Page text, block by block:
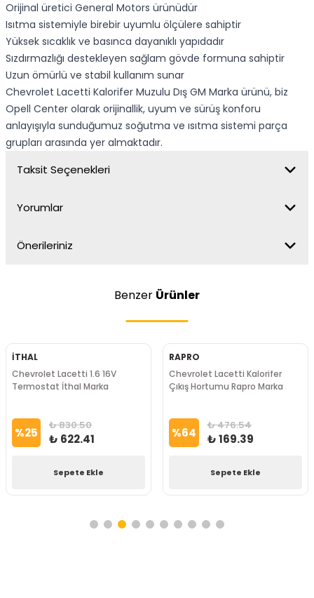
Orijinal üretici General Motors ürünüdür
Isıtma sistemiyle birebir uyumlu ölçülere sahiptir
Yüksek sıcaklık ve basınca dayanıklı yapıdadır
Sızdırmazlığı destekleyen sağlam gövde formuna sahiptir
Uzun ömürlü ve stabil kullanım sunar
Chevrolet Lacetti Kalorifer Muzulu Dış GM Marka ürünü, biz
Opell Center olarak orijinallik, uyum ve sürüş konforu
anlayışıyla sunduğumuz soğutma ve ısıtma sistemi parça
grupları arasında yer almaktadır.
Taksit Seçenekleri
Yorumlar
Önerileriniz
Benzer Ürünler
İTHAL
Chevrolet Lacetti 1.6 16V
Termostat İthal Marka
%25 ₺ 830.50
₺ 622.41
Sepete Ekle
RAPRO
Chevrolet Lacetti Kalorifer
Çıkış Hortumu Rapro Marka
%64 ₺ 476.54
₺ 169.39
Sepete Ekle